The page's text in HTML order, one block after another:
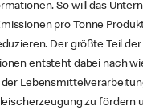
So will das
pro Tonne
Der größte Teil der
entsteht dabei nach
zu fördern